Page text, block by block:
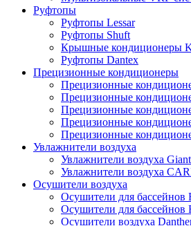
Руфтопы
Руфтопы Lessar
Руфтопы Shuft
Крышные кондиционеры
Руфтопы Dantex
Прецизионные кондиционеры
Прецизионные
Прецизионные
Прецизионные
Прецизионные
Прецизионные
Увлажнители воздуха
Увлажнители воздуха
Увлажнители воздуха
Осушители воздуха
Осушители для
Осушители для
Осушители воздуха